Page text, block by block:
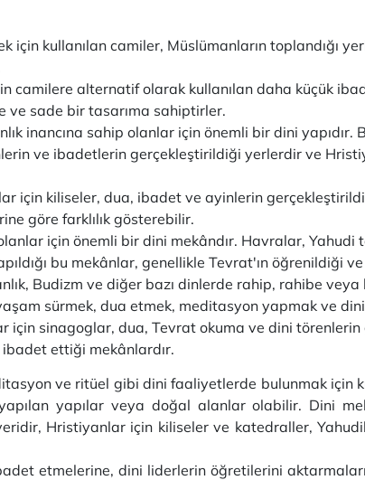
için kullanılan camiler, Müslümanların toplandığı
camilere alternatif olarak kullanılan daha küçük
ve sade bir tasarıma sahiptirler.
inancına sahip olanlar için önemli bir dini
ve ibadetlerin gerçekleştirildiği yerlerdir ve
için kiliseler, dua, ibadet ve ayinlerin
göre farklılık gösterebilir.
için önemli bir dini mekândır. Havralar,
bu mekânlar, genellikle Tevrat'ın öğrenildiği
Budizm ve diğer bazı dinlerde rahip, rahibe
sürmek, dua etmek, meditasyon yapmak ve
için sinagoglar, dua, Tevrat okuma ve dini
ettiği mekânlardır.
ve ritüel gibi dini faaliyetlerde bulunmak için
yapılar veya doğal alanlar olabilir. Dini
Hristiyanlar için kiliseler ve katedraller,
etmelerine, dini liderlerin öğretilerini